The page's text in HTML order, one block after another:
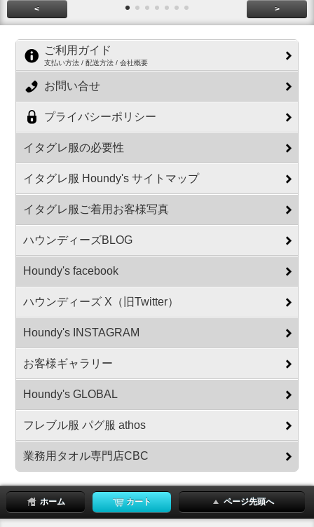
< >
ご利用ガイド
支払い方法 / 配送方法 / 会社概要
お問い合せ
プライバシーポリシー
イタグレ服の必要性
イタグレ服 Houndy's サイトマップ
イタグレ服ご着用お客様写真
ハウンディーズBLOG
Houndy's facebook
ハウンディーズ X（旧Twitter）
Houndy's INSTAGRAM
お客様ギャラリー
Houndy's GLOBAL
フレブル服 パグ服 athos
業務用タオル専門店CBC
ホーム カート ページ先頭へ